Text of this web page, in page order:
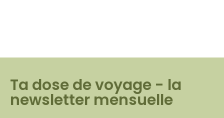
Ta dose de voyage - la
newsletter mensuelle